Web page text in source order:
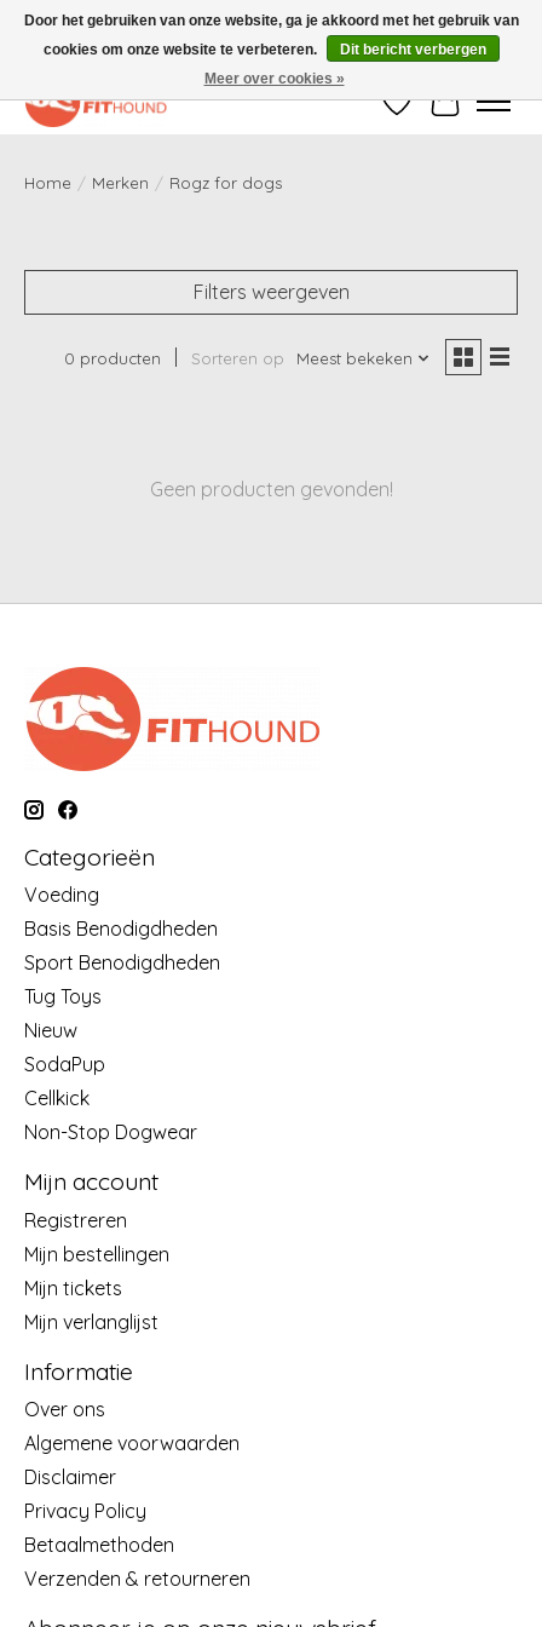
Gratis verzending vanaf €50,-
Verlanglijst
Home / Merken / Rogz for dogs
Filters weergeven
0 producten Sorteren op Meest bekeken
Geen producten gevonden!
Categorieën
Voeding
Basis Benodigdheden
Sport Benodigdheden
Tug Toys
Nieuw
SodaPup
Cellkick
Non-Stop Dogwear
Mijn account
Registreren
Mijn bestellingen
Mijn tickets
Mijn verlanglijst
Informatie
Over ons
Algemene voorwaarden
Disclaimer
Privacy Policy
Betaalmethoden
Verzenden & retourneren
Door het gebruiken van onze website, ga je akkoord met het gebruik van
cookies om onze website te verbeteren.
Dit bericht verbergen
Meer over cookies »